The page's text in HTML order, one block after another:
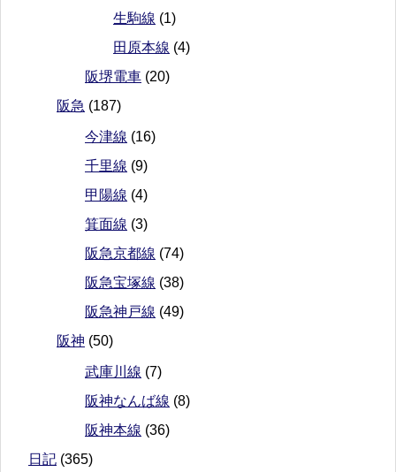
生駒線 (1)
田原本線 (4)
阪堺電車 (20)
阪急 (187)
今津線 (16)
千里線 (9)
甲陽線 (4)
箕面線 (3)
阪急京都線 (74)
阪急宝塚線 (38)
阪急神戸線 (49)
阪神 (50)
武庫川線 (7)
阪神なんば線 (8)
阪神本線 (36)
日記 (365)